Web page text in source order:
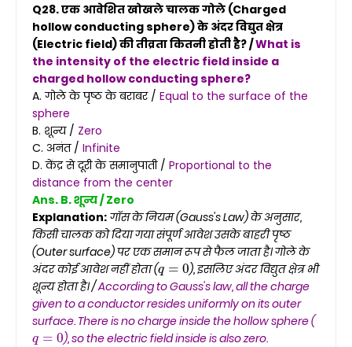
Q28. एक आवेशित खोखले चालक गोले (Charged
hollow conducting sphere) के अंदर विद्युत क्षेत्र
(Electric field) की तीव्रता कितनी होती है? /What is
the intensity of the electric field inside a
charged hollow conducting sphere?
A. गोले के पृष्ठ के बराबर / Equal to the surface of the
sphere
B. शून्य / Zero
C. अनंत / Infinite
D. केंद्र से दूरी के समानुपाती / Proportional to the
distance from the center
Ans. B. शून्य / Zero
Explanation: गॉस के नियम (Gauss's Law) के अनुसार,
किसी चालक को दिया गया संपूर्ण आवेश उसके बाहरी पृष्ठ
(Outer surface) पर एक समान रूप से फैल जाता है। गोले के
अंदर कोई आवेश नहीं होता (q=0 ), इसलिए अंदर विद्युत क्षेत्र भी
शून्य होता है। /According to Gauss's law, all the charge
given to a conductor resides uniformly on its outer
surface. There is no charge inside the hollow sphere (
q=0 ), so the electric field inside is also zero.